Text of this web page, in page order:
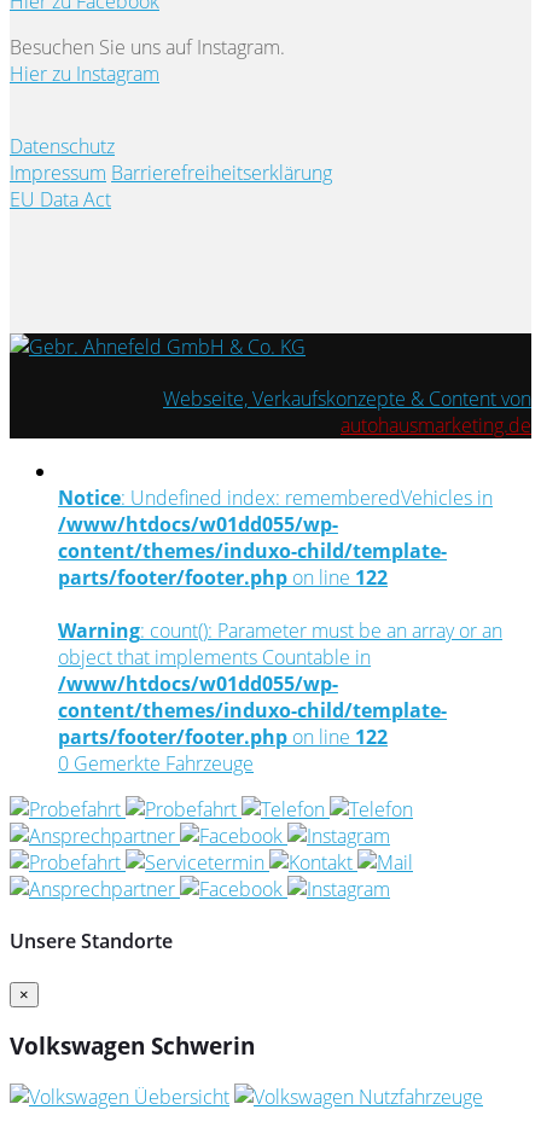
Besuchen Sie uns auf Instagram.
Hier zu Instagram
Datenschutz
Impressum Barrierefreiheitserklärung
EU Data Act
Webseite, Verkaufskonzepte & Content von
autohausmarketing.de
Notice: Undefined index: rememberedVehicles in
/www/htdocs/w01dd055/wp-
content/themes/induxo-child/template-
parts/footer/footer.php on line 122
Warning: count(): Parameter must be an array or an
object that implements Countable in
/www/htdocs/w01dd055/wp-
content/themes/induxo-child/template-
parts/footer/footer.php on line 122
0 Gemerkte Fahrzeuge
Unsere Standorte
×
Volkswagen Schwerin